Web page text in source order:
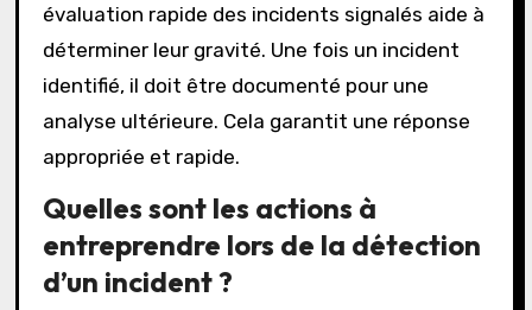
évaluation rapide des incidents signalés aide à
déterminer leur gravité. Une fois un incident
identifié, il doit être documenté pour une
analyse ultérieure. Cela garantit une réponse
appropriée et rapide.
Quelles sont les actions à
entreprendre lors de la détection
d’un incident ?